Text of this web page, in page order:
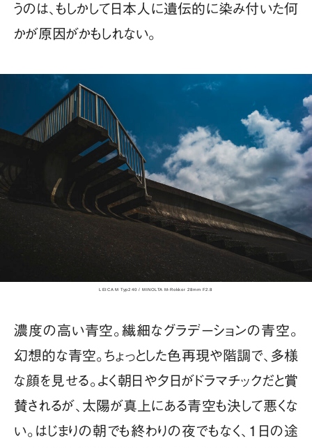
うのは、もしかして日本人に遺伝的に染み付いた何
かが原因がかもしれない。
LEICA M Typ240 / MINOLTA M-Rokkor 28mm F2.8
濃度の高い青空。繊細なグラデーションの青空。
幻想的な青空。ちょっとした色再現や階調で、多様
な顔を見せる。よく朝日や夕日がドラマチックだと賞
賛されるが、太陽が真上にある青空も決して悪くな
い。はじまりの朝でも終わりの夜でもなく、1日の途